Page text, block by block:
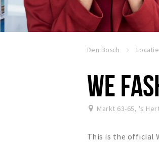
Den Bosch
WE
Markt 63-65, 's
This is the official